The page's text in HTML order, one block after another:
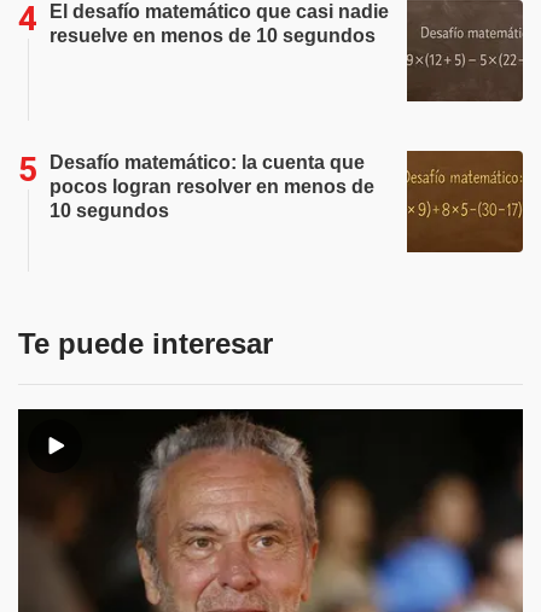
El desafío matemático que casi nadie
resuelve en menos de 10 segundos
Desafío matemático: la cuenta que
pocos logran resolver en menos de
10 segundos
Te puede interesar